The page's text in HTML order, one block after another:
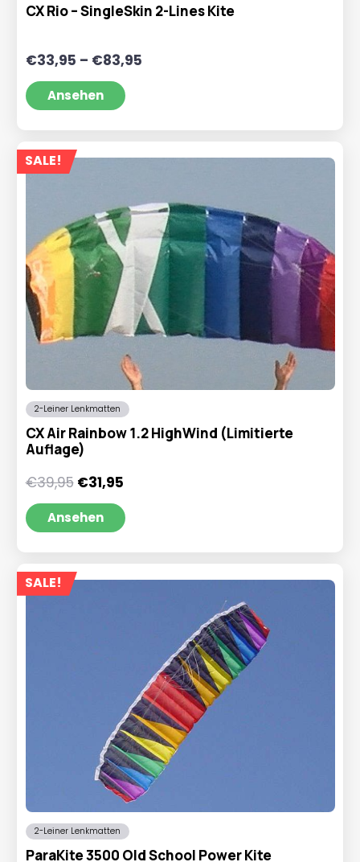
CX Rio – SingleSkin 2-Lines Kite
€33,95 – €83,95Preisspanne:
Ansehen
SALE!
2-Leiner Lenkmatten
CX Air Rainbow 1.2 HighWind (Limitierte
Auflage)
€39,95 Ursprünglicher
Preis
war:
€39,95
€31,95Aktueller
ist:
Ansehen
SALE!
2-Leiner Lenkmatten
ParaKite 3500 Old School Power Kite